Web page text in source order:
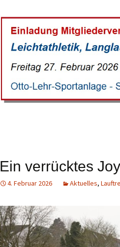
Ergebnisse
Fotos / Berichte
Unser Team
Permanente
Berichte Lauftreff
Ein verrücktes
4. Februar 2026 Aktuelles,